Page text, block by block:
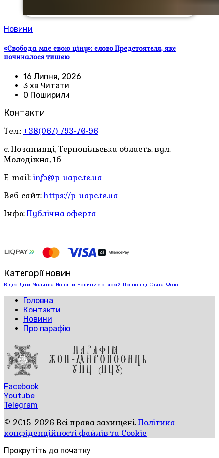
Новини
«Свобода має свою ціну»: слово Предстоятеля, яке
починалося тишею
16 Липня, 2026
3 хв Читати
0 Поширили
Контакти
Тел.: +38(067) 793-76-96
с. Почапинці, Тернопільська область. вул.
Молодіжна, 1б
E-mail: info@p-uapc.te.ua
Веб-сайт: https://p-uapc.te.ua
Інфо:Публічна оферта
Категорії новин
Відео Діти Молитва Новини Новини з єпархій Проповіді Свята Фото
Головна
Контакти
Новини
Про парафію
Facebook
Youtube
Telegram
© 2015-2026 Всі права захищені.Політика
конфіденційності файлів та Cookie
Прокрутіть до початку